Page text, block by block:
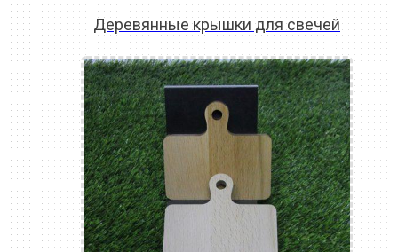
Деревянные крышки для свечей
READ MORE